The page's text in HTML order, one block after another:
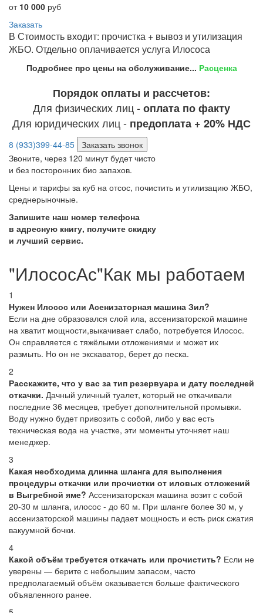
от 10 000 руб
Заказать
В Стоимость входит: прочистка + вывоз и утилизация
ЖБО. Отдельно оплачивается услуга Илососа
Подробнее про цены на обслуживание... Расценка
Порядок оплаты и рассчетов:
Для физических лиц - оплата по факту
Для юридических лиц - предоплата + 20% НДС
8 (933)399-44-85 Заказать звонок
Звоните, через 120 минут будет чисто
и без посторонних био запахов.
Цены и тарифы за куб на отсос, почистить и утилизацию ЖБО,
среднерыночные.
Запишите наш номер телефона
в адресную книгу, получите скидку
и лучший сервис.
"ИлососАс"Как мы работаем
1
Нужен Илосос или Асенизаторная машина Зил?
Если на дне образовался слой ила, ассенизаторской машине
на хватит мощности,выкачивает слабо, потребуется Илосос.
Он справляется с тяжёлыми отложениями и может их
размыть. Но он не экскаватор, берет до песка.
2
Расскажите, что у вас за тип резервуара и дату последней
откачки. Дачный уличный туалет, который не откачивали
последние 36 месяцев, требует дополнительной промывки.
Воду нужно будет привозить с собой, либо у вас есть
техническая вода на участке, эти моменты уточняет наш
менеджер.
3
Какая необходима длинна шланга для выполнения
процедуры откачки или прочистки от иловых отложений
в Выгребной яме? Ассенизаторская машина возит с собой
20-30 м шланга, илосос - до 60 м. При шланге более 30 м, у
ассенизаторской машины падает мощность и есть риск сжатия
вакуумной бочки.
4
Какой объём требуется откачать или прочистить? Если не
уверены — берите с небольшим запасом, часто
предполагаемый объём оказывается больше фактического
объявленного ранее.